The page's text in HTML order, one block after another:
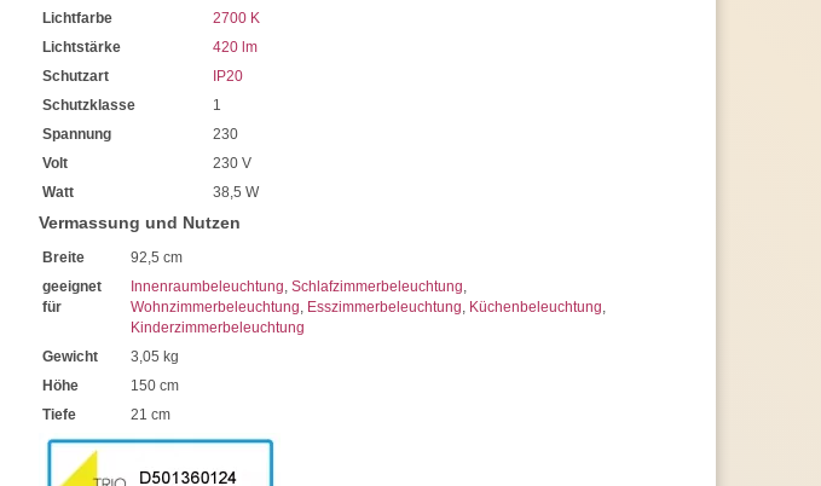
Lichtfarbe
2700 K
Lichtstärke
420 lm
Schutzart
IP20
Schutzklasse
1
Spannung
230
Volt
230 V
Watt
38,5 W
Vermassung und Nutzen
Breite
92,5 cm
geeignet
für
Innenraumbeleuchtung, Schlafzimmerbeleuchtung,
Wohnzimmerbeleuchtung, Esszimmerbeleuchtung, Küchenbeleuchtung,
Kinderzimmerbeleuchtung
Gewicht
3,05 kg
Höhe
150 cm
Tiefe
21 cm